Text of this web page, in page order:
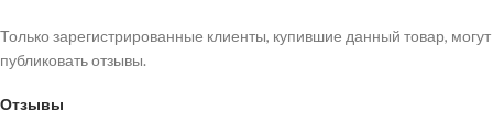
Отзывы
Только зарегистрированные клиенты, купившие данный товар, могут
публиковать отзывы.